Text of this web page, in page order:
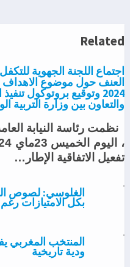
Related
اجتماع اللجنة الجهوية
العنف حول موضوع الاهداف
2024 وتوقيع بروتوكول
والتعاون بين وزارة التربية
نظمت رئاسة النيابة
تفعيل الاتفاقية الإطار…
الغلوسي: لصوص
بكل الامتيازات
المنتخب المغربي
ودية تاريخية